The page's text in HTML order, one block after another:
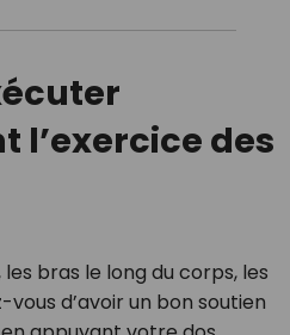
l’exercice des
bras le long du corps, les
d’avoir un bon soutien